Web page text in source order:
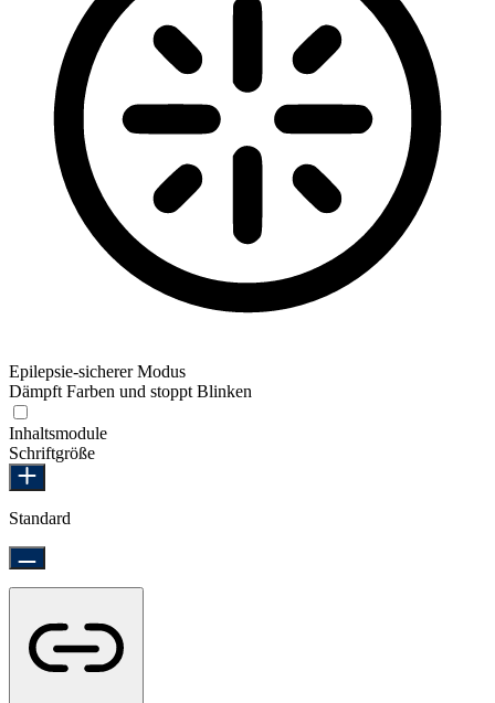
Epilepsie-sicherer Modus
Dämpft Farben und stoppt Blinken
Inhaltsmodule
Schriftgröße
Standard